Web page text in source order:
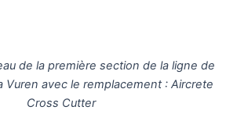
de la première section de la ligne de
Vuren avec le remplacement : Aircrete
Cross Cutter